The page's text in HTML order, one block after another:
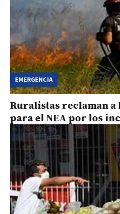
EMERGENCIA
Ruralistas reclaman a
para el NEA por los